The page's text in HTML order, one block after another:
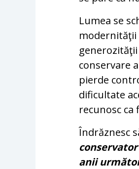
Lumea se
modernităţii
conservare
pierde
dificultate
recunosc ca
Îndrăznesc
anii